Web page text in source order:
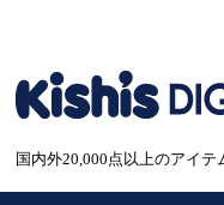
国内外20,000点以上のアイ